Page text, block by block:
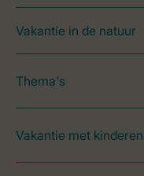
Vakantie in de natuur
Thema's
Vakantie met kinderen